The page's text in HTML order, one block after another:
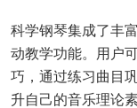
科学钢琴集成了丰
动教学功能。用户
巧，通过练习曲目
升自己的音乐理论